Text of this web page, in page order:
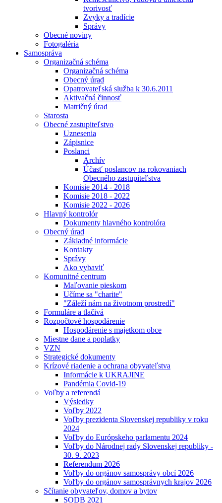
tvorivosť
Zvyky a tradície
Správy
Obecné noviny
Fotogaléria
Samospráva
Organizačná schéma
Organizačná schéma
Obecný úrad
Opatrovateľská služba k 30.6.2011
Aktivačná činnosť
Matričný úrad
Starosta
Obecné zastupiteľstvo
Uznesenia
Zápisnice
Poslanci
Archív
Účasť poslancov na rokovaniach
Obecného zastupiteľstva
Komisie 2014 - 2018
Komisie 2018 - 2022
Komisie 2022 - 2026
Hlavný kontrolór
Dokumenty hlavného kontrolóra
Obecný úrad
Základné informácie
Kontakty
Správy
Ako vybaviť
Komunitné centrum
Maľovanie pieskom
Učíme sa "charite"
"Záleží nám na životnom prostredí"
Formuláre a tlačivá
Rozpočtové hospodárenie
Hospodárenie s majetkom obce
Miestne dane a poplatky
VZN
Strategické dokumenty
Krízové riadenie a ochrana obyvateľstva
Informácie k UKRAJINE
Pandémia Covid-19
Voľby a referendá
Výsledky
Voľby 2022
Voľby prezidenta Slovenskej republiky v roku
2024
Voľby do Európskeho parlamentu 2024
Voľby do Národnej rady Slovenskej republiky -
30. 9. 2023
Referendum 2026
Voľby do orgánov samosprávy obcí 2026
Voľby do orgánov samosprávnych krajov 2026
Sčítanie obyvateľov, domov a bytov
SODB 2021